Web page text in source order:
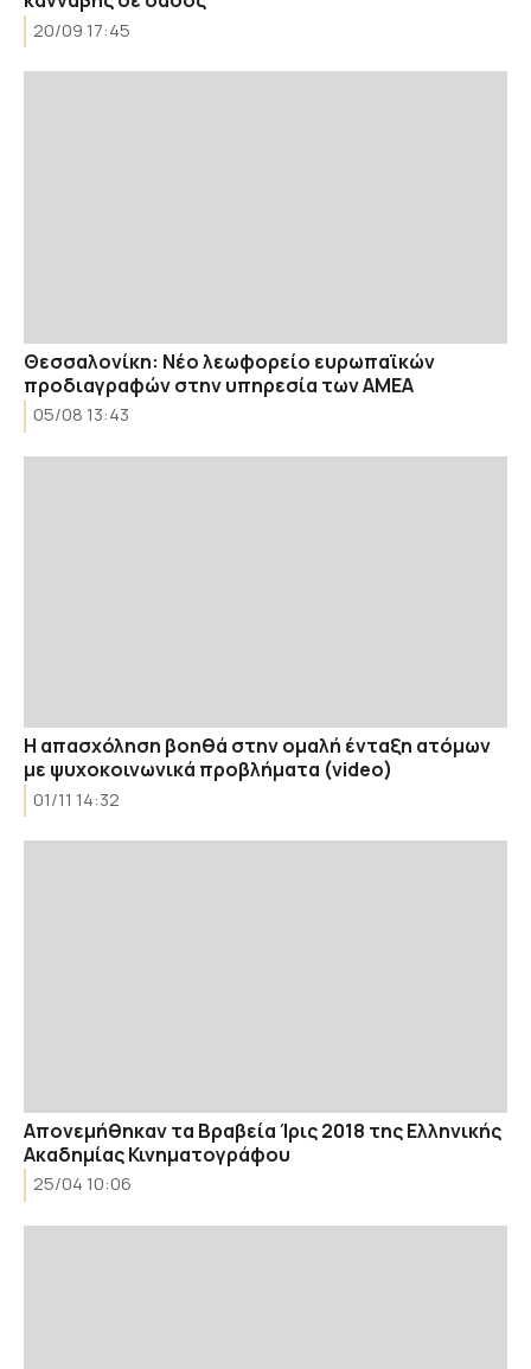
20/09 17:45
Θεσσαλονίκη: Νέο λεωφορείο ευρωπαϊκών
προδιαγραφών στην υπηρεσία των ΑΜΕΑ
05/08 13:43
Η απασχόληση βοηθά στην ομαλή ένταξη ατόμων
με ψυχοκοινωνικά προβλήματα (video)
01/11 14:32
Απονεμήθηκαν τα Βραβεία Ίρις 2018 της Ελληνικής
Ακαδημίας Κινηματογράφου
25/04 10:06